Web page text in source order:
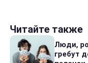
Читайте также
Люди,
гребут